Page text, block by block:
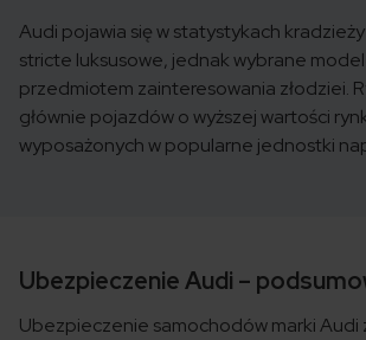
Audi pojawia się w statystykach
stricte luksusowe, jednak wybrane
przedmiotem zainteresowania złodziei.
głównie pojazdów o wyższej wartości
wyposażonych w popularne jednostki
Ubezpieczenie Audi –
Ubezpieczenie samochodów marki Audi